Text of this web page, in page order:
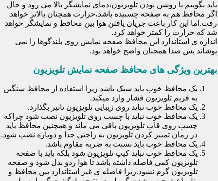
باید بگوییم با روشن بودن تلویزیون،دمای نمایشگر بالا می رود و حال
اگر محافظ هم به صفحه چسبیده باشد،حرارت همچنان بالاتر خواهد
رفت.اما این کار باعث جریان یافتن هوا بین محافظ و نمایشگر خواهد
شد که حرارت را کمتر خواهد کرد.
اندازه ی استاندارد این محافظ صفحه نمایش روی بلندگوها را نمی
پوشاند پس صدا همچنان واضح خواهد بود.
بهترین ویژگی های محافظ صفحه نمایش تلویزیون
یک محافظ خوب باید سبک باشد زیرا استفاده از محافظ سنگین
به فریم تلویزیون فشار وارد میکند.
یک محافظ خوب نباید روی زیبایی تلویزیون تاثیر بگذارد.
یک محافظ خوب نباید با چسب روی تلویزیون نصب شود چراکه
چسب روی قاب تلویزیون باقی می ماند و همچنین محافظ باید
در زمان تمییز کردن تلویزیون به راحتی جدا و دوباره نصب شود.
یک محافظ خوب باید نسبت به ضربه مقاوم باشد.
یک محافظ خوب نباید کیپ تلویزیون شود بلکه باید با صفحه
تلویزیون کمی فاصله داشته باشد تا هوا ردو بدل شود و صفحه
تلویزیون گرم نشود.زیرا فاصله ی غیر استاندارد بین محافظ و